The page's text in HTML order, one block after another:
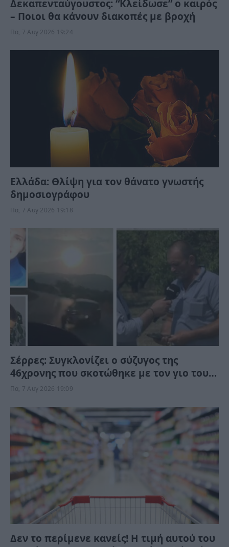
Δεκαπενταύγουστος: “Κλείδωσε” ο καιρός
– Ποιοι θα κάνουν διακοπές με βροχή
Πα, 7 Αυγ 2026 19:24
Ελλάδα: Θλίψη για τον θάνατο γνωστής
δημοσιογράφου
Πα, 7 Αυγ 2026 19:18
Σέρρες: Συγκλονίζει ο σύζυγος της
46χρονης που σκοτώθηκε με τον γιο τους
– Το προαίσθημα του, πριν την τραγωδία
Πα, 7 Αυγ 2026 19:09
Δεν το περίμενε κανείς! Η τιμή αυτού του